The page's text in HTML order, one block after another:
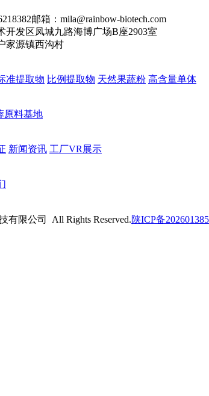
邮箱：mila@rainbow-biotech.com
发区凤城九路海博广场B座2903室
家源镇西沟村
准提取物 比例提取物 天然果蔬粉 高含量单体
原料基地
新闻资讯 工厂VR展示
有限公司 All Rights Reserved.陕ICP备